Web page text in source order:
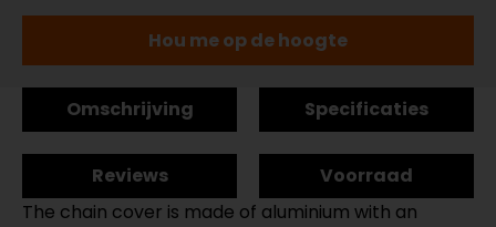
Hou me op de hoogte
Omschrijving Specificaties
Reviews
Voorraad
The chain cover is made of aluminium with an